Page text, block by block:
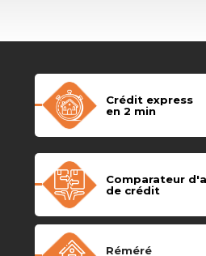
Crédit express
en 2 min
Comparateur
de crédit
Réméré